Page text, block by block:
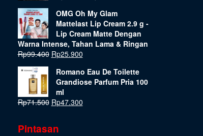
OMG Oh My Glam
Mattelast Lip Cream 2.9 g -
Lip Cream Matte Dengan
Warna Intense, Tahan Lama & Ringan
Rp99.400 Rp25.900
Romano Eau De Toilette
Grandiose Parfum Pria 100
ml
Rp71.500 Rp47.300
Pintasan